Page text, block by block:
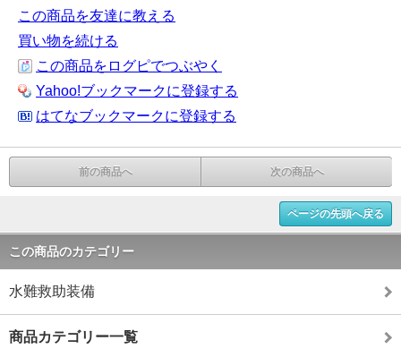
この商品を友達に教える
買い物を続ける
この商品をログピでつぶやく
Yahoo!ブックマークに登録する
はてなブックマークに登録する
前の商品へ 次の商品へ
ページの先頭へ戻る
この商品のカテゴリー
水難救助装備
商品カテゴリー一覧